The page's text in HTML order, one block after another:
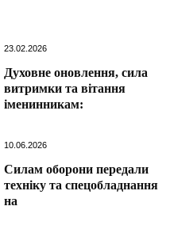
23.02.2026
Духовне оновлення, сила
витримки та вітання
іменинникам:
10.06.2026
Силам оборони передали
техніку та спецобладнання
на